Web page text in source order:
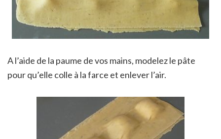
A l’aide de la paume de vos mains, modelez le pâte
pour qu’elle colle à la farce et enlever l’air.